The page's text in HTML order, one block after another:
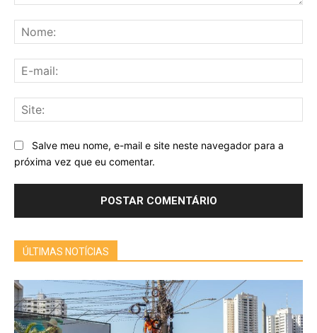
Salve meu nome, e-mail e site neste navegador para a
próxima vez que eu comentar.
ÚLTIMAS NOTÍCIAS